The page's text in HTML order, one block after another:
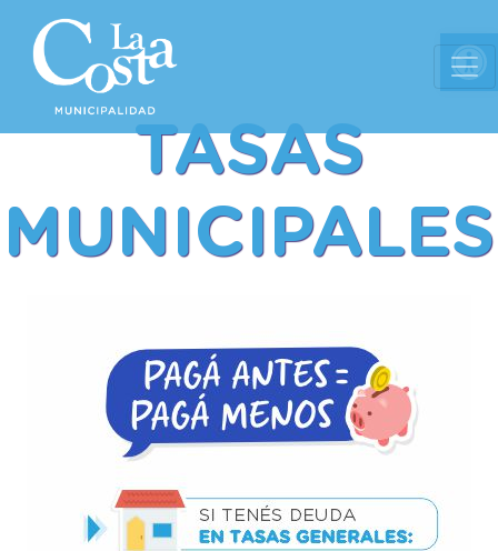
TASAS
MUNICIPALES